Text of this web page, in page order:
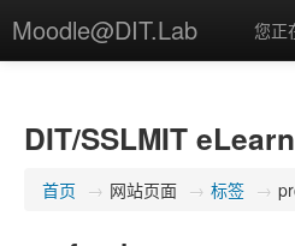
Moodle@DIT.Lab 您正
DIT/SSLMIT
首页 → 网站页面 → 标签 →